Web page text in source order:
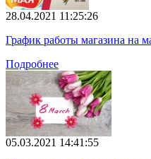
28.04.2021 11:25:26
График работы магазина на
Подробнее
05.03.2021 14:41:55